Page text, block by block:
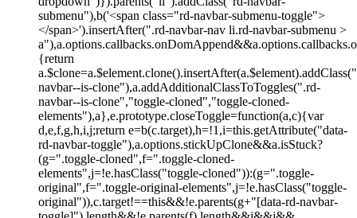
submenu"),b('<span class="rd-navbar-submenu-toggle">
</span>').insertAfter(".rd-navbar-nav li.rd-navbar-submenu >
{return
navbar--is-clone"),a.addAdditionalClassToToggles(".rd-
navbar--is-clone","toggle-cloned","toggle-cloned-
elements"),a},e.prototype.closeToggle=function(a,c){var
d,e,f,g,h,i,j;return e=b(c.target),h=!1,i=this.getAttribute("data-
rd-navbar-toggle"),a.options.stickUpClone&&a.isStuck?
(g=".toggle-cloned",f=".toggle-cloned-
elements",j=!e.hasClass("toggle-cloned")):(g=".toggle-
original",f=".toggle-original-elements",j=!e.hasClass("toggle-
original")),c.target!==this&&!e.parents(g+"[data-rd-navbar-